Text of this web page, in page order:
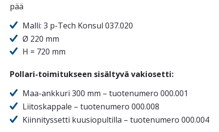
pää
Malli: 3 p-Tech Konsul 037.020
Ø 220 mm
H = 720 mm
Pollari-toimitukseen sisältyvä vakiosetti:
Maa-ankkuri 300 mm – tuotenumero 000.001
Liitoskappale – tuotenumero 000.008
Kiinnityssetti kuusiopultilla – tuotenumero 000.004